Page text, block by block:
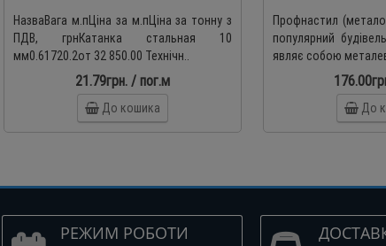
НазваВага м.пЦіна за м.пЦіна за тонну з
ПДВ, грнКатанка стальная 10
мм0.61720.2от 32 850.00 Технічн..
21.79грн. / пог.м
До кошика
Профнастил
популярний
являє собою
До
РЕЖИМ РОБОТИ